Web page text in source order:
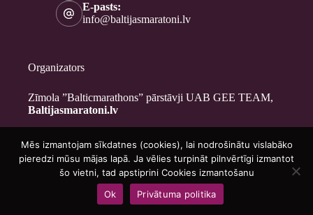
E-pasts:
info@baltijasmaratoni.lv
Organizators
Zīmola ”Balticmarathons” pārstāvji UAB GEE TEAM,
Baltijasmaratoni.lv
Kontakti
Par mums
Brīvprātīgajiem
Privātuma politika
Copyright © 2026 - Baltijasmaratoni.lv
Mēs izmantojam sīkdatnes (cookies), lai nodrošinātu vislabāko
pieredzi mūsu mājas lapā. Ja vēlies turpināt pilnvērtīgi izmantot
šo vietni, tad apstiprini Cookies izmantošanu
Ok
Privātuma politika